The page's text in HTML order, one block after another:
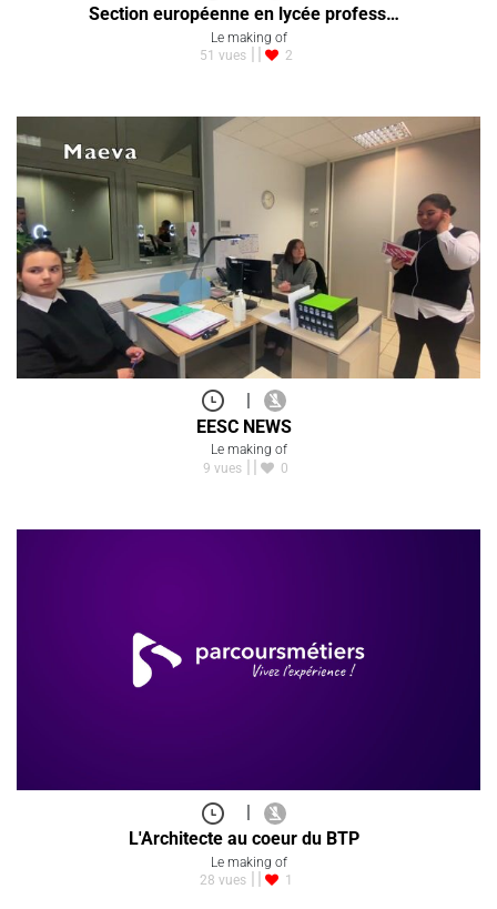
Section européenne en lycée profess…
Le making of
51 vues
2
|
EESC NEWS
Le making of
9 vues
0
|
L'Architecte au coeur du BTP
Le making of
28 vues
1